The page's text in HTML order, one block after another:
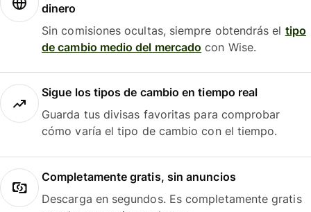
dinero
Sin comisiones ocultas, siempre obtendrás el tipo
de cambio medio del mercado con Wise.
Sigue los tipos de cambio en tiempo real
Guarda tus divisas favoritas para comprobar
cómo varía el tipo de cambio con el tiempo.
Completamente gratis, sin anuncios
Descarga en segundos. Es completamente gratis